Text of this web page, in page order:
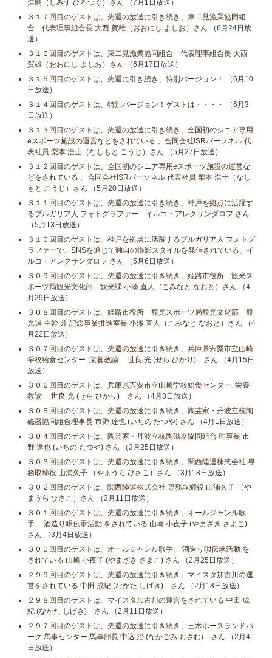
浩嗣（しみず ひろつぐ）さん （7月1日放送）
３１７回目のゲストは、先週の放送に引き続き、東二見漁業協同組
合 代表理事組合長 大西 賀雄（おおにし よしお）さん （6月24日放
送）
３１６回目のゲストは、東二見漁業協同組合 代表理事組合長 大西
賀雄（おおにし よしお）さん （6月17日放送）
３１５回目のゲストは、先週に引き続き、特別バージョン！
（6月10
日放送）
３１４回目のゲストは、特別バージョン！ゲストは・・・・
（6月3
日放送）
３１３回目のゲストは、先週の放送に引き続き、全国初のシニア専用
eスポーツ施設の運営などをされている 、合同会社ISRパーソネル 代
表社員 梨本 浩士（なしもと こうじ）さん （5月27日放送）
３１２回目のゲストは、全国初のシニア専用eスポーツ施設の運営な
どをされている 、合同会社ISRパーソネル 代表社員 梨本 浩士（なし
もと こうじ）さん （5月20日放送）
３１１回目のゲストは、先週の放送に引き続き、神戸を拠点に活躍す
るブルガリア人 フォトグラファー イルコ・アレクサンダロフ さん
（5月13日放送）
３１０回目のゲストは、神戸を拠点に活躍するブルガリア人 フォトグ
ラファーで、SNSを通じて独自の撮影スタイルを発信されている、イ
ルコ・アレクサンダロフ さん （5月6日放送）
３０９回目のゲストは、先週の放送に引き続き、姫路市役所 観光ス
ポーツ局観光文化部 観光課 小湊 直人（こみなと なおと）さん （4
月29日放送）
３０８回目のゲストは、姫路市役所 観光スポーツ局観光文化部 観
光課 主幹 兼 記念事業推進室長 小湊 直人（こみなと なおと）さん （4
月22日放送）
３０７回目のゲストは、先週の放送に引き続き、兵庫県宍粟市立山崎
学校給食センター 栄養教諭 世良 光 (せら ひかり) さん （4月15日
放送）
３０６回目のゲストは、兵庫県宍粟市立山崎学校給食センター 栄養
教諭 世良 光 (せら ひかり) さん （4月8日放送）
３０５回目のゲストは、先週の放送に引き続き、陶芸家・丹波立杭陶
磁器協同組合理事長 市野 達也 (いちの たつや) さん （4月1日放送）
３０４回目のゲストは、陶芸家・丹波立杭陶磁器協同組合 理事長 市
野 達也 (いちの たつや) さん （3月25日放送）
３０３回目のゲストは、先週の放送に引き続き、関西陸運株式会社 専
務取締役 山浦久子 （やまうら ひさこ）さん （3月18日放送）
３０２回目のゲストは、関西陸運株式会社 専務取締役 山浦久子 （や
まうら ひさこ）さん （3月11日放送）
３０１回目のゲストは、先週の放送に引き続き、オールジャンル歌
手、 酒造り唄伝承活動 をされている 山崎 小夜子 (やまざき さよこ)
さん （3月4日放送）
３００回目のゲストは、オールジャンル歌手、 酒造り唄伝承活動 を
されている 山崎 小夜子 (やまざき さよこ) さん （2月25日放送）
２９９回目のゲストは、先週の放送に引き続き、マイスタ加古川の運
営をされている 中田 成紀 (なかた しげき) さん （2月18日放送）
２９８回目のゲストは、マイスタ加古川の運営をされている 中田 成
紀 (なかた しげき) さん （2月11日放送）
２９７回目のゲストは、先週の放送に引き続き、三木ホースランドパ
ーク 馬事センター 馬事部長 中込 治 (なかごみ おさむ) さん （2月4
日放送）